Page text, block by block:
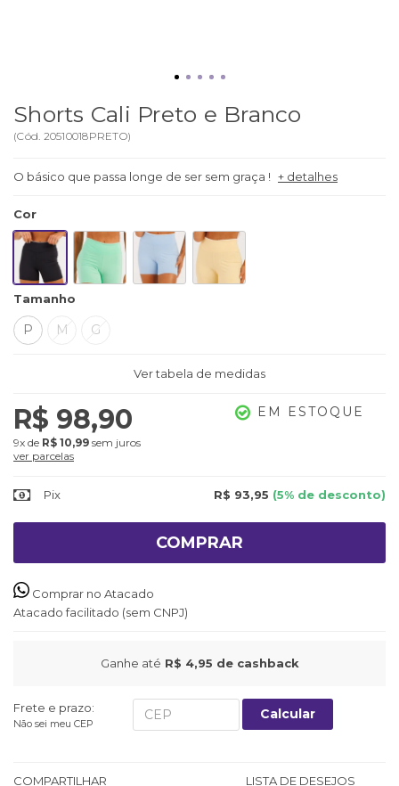
Shorts Cali Preto e Branco
(Cód. 20510018PRETO)
O básico que passa longe de ser sem graça ! + detalhes
Cor
Tamanho
P M G
Ver tabela de medidas
R$ 98,90
9x de R$ 10,99 sem juros
ver parcelas
EM ESTOQUE
Pix R$ 93,95 (5% de desconto)
COMPRAR
Comprar no Atacado
Atacado facilitado (sem CNPJ)
Ganhe até R$ 4,95 de cashback
Frete e prazo:
Não sei meu CEP
Calcular
COMPARTILHAR LISTA DE DESEJOS